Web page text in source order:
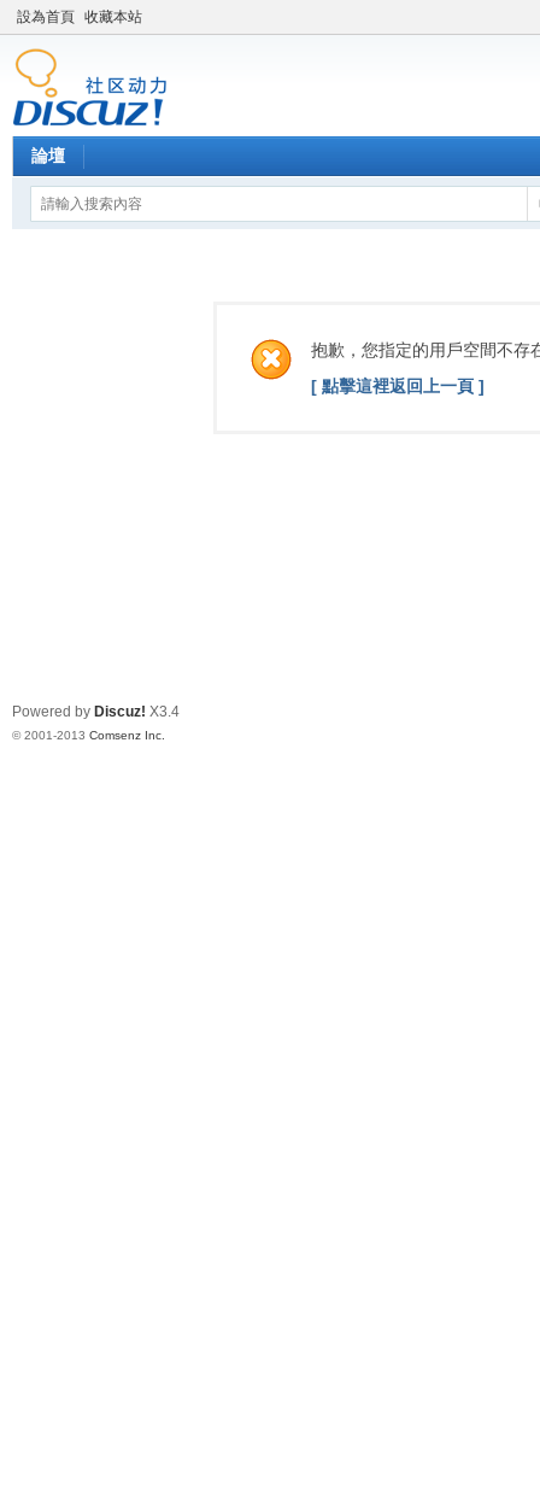
設為首頁 收藏本站
論壇
抱歉，您指定的用戶空間不存
[ 點擊這裡返回上一頁 ]
Powered by Discuz! X3.4
© 2001-2013 Comsenz Inc.